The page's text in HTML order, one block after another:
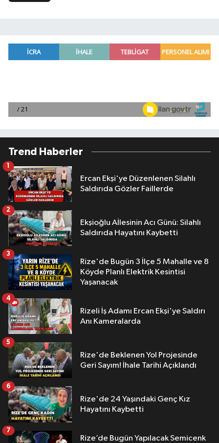
Trend Haberler
Ercan Ekşi'ye Düzenlenen Silahlı
Saldırıda Gözler Faillerde
1
Ekşioğlu Aİlesinin Acı Günü: Silahlı
Saldırıda Hayatını Kaybetti
2
Rize'de Bugün 3 İlçe 5 Mahalle ve 8
Köyde Planlı Elektrik Kesintisi
Yaşanacak
3
Rizeli İş Adamı Ercan Ekşi'ye Saldırı
Anı Kameralarda
4
Rize'de Beklenen Yol Projesinde
Geri Sayım! İhale Tarihi Açıklandı
5
Rize'de 24 Yaşındaki Genç Kız
Hayatını Kaybetti
6
Rize’de Bugün Yapılacak Semicenk
7